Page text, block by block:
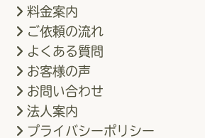
料金案内
ご依頼の流れ
よくある質問
お客様の声
お問い合わせ
法人案内
プライバシーポリシー